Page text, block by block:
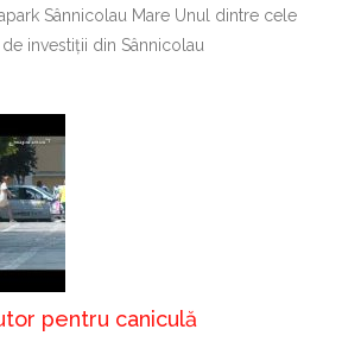
Sânnicolau Mare Unul dintre cele
investiții din Sânnicolau
pentru caniculă